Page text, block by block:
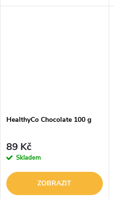
chtějí zahnat chuť na sladké
HealthyCo Chocolate 100 g
89 Kč
Skladem
ZOBRAZIT